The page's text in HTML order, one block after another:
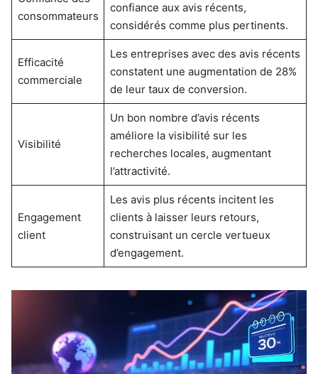
consommateurs
confiance aux avis récents,
considérés comme plus pertinents.
Efficacité
commerciale
Les entreprises avec des avis récents
constatent une augmentation de 28%
de leur taux de conversion.
Visibilité
Un bon nombre d’avis récents
améliore la visibilité sur les
recherches locales, augmentant
l’attractivité.
Engagement
client
Les avis plus récents incitent les
clients à laisser leurs retours,
construisant un cercle vertueux
d’engagement.